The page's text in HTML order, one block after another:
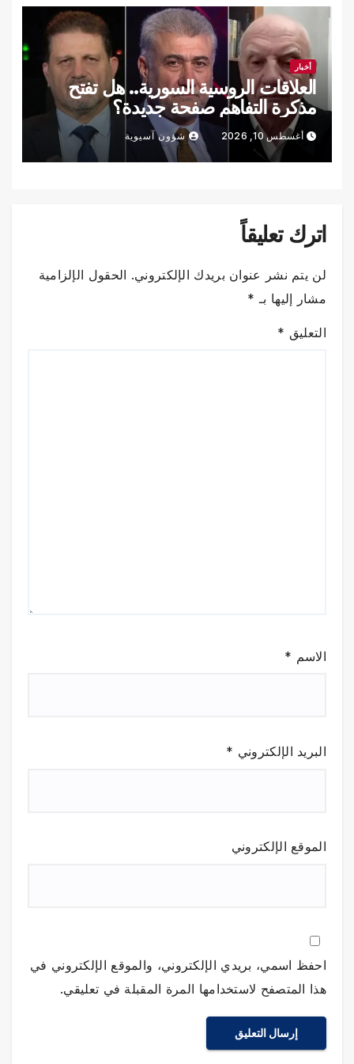
أخبار
العلاقات الروسية السورية.. هل تفتح
مذكرة التفاهم صفحة جديدة؟
أغسطس 10, 2026 شؤون آسيوية
اترك تعليقاً
لن يتم نشر عنوان بريدك الإلكتروني. الحقول الإلزامية
مشار إليها بـ *
التعليق *
الاسم *
البريد الإلكتروني *
الموقع الإلكتروني
احفظ اسمي، بريدي الإلكتروني، والموقع الإلكتروني في
هذا المتصفح لاستخدامها المرة المقبلة في تعليقي.